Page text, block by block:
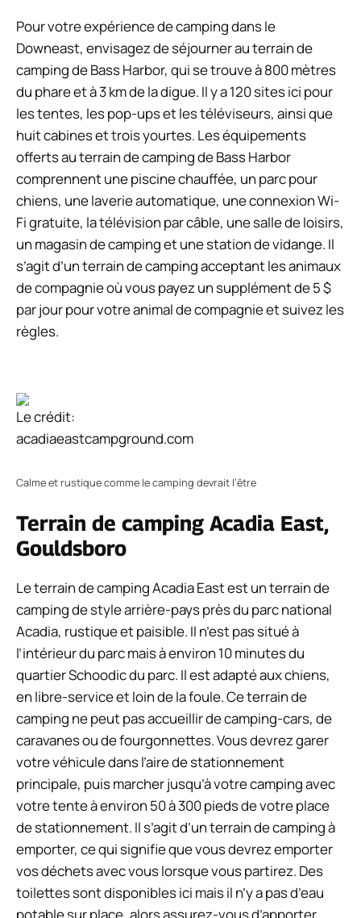
Pour votre expérience de camping dans le
Downeast, envisagez de séjourner au terrain de
camping de Bass Harbor, qui se trouve à 800 mètres
du phare et à 3 km de la digue. Il y a 120 sites ici pour
les tentes, les pop-ups et les téléviseurs, ainsi que
huit cabines et trois yourtes. Les équipements
offerts au terrain de camping de Bass Harbor
comprennent une piscine chauffée, un parc pour
chiens, une laverie automatique, une connexion Wi-
Fi gratuite, la télévision par câble, une salle de loisirs,
un magasin de camping et une station de vidange. Il
s’agit d’un terrain de camping acceptant les animaux
de compagnie où vous payez un supplément de 5 $
par jour pour votre animal de compagnie et suivez les
règles.
Le crédit:
acadiaeastcampground.com
Calme et rustique comme le camping devrait l’être
Terrain de camping Acadia East,
Gouldsboro
Le terrain de camping Acadia East est un terrain de
camping de style arrière-pays près du parc national
Acadia, rustique et paisible. Il n’est pas situé à
l’intérieur du parc mais à environ 10 minutes du
quartier Schoodic du parc. Il est adapté aux chiens,
en libre-service et loin de la foule. Ce terrain de
camping ne peut pas accueillir de camping-cars, de
caravanes ou de fourgonnettes. Vous devrez garer
votre véhicule dans l’aire de stationnement
principale, puis marcher jusqu’à votre camping avec
votre tente à environ 50 à 300 pieds de votre place
de stationnement. Il s’agit d’un terrain de camping à
emporter, ce qui signifie que vous devrez emporter
vos déchets avec vous lorsque vous partirez. Des
toilettes sont disponibles ici mais il n’y a pas d’eau